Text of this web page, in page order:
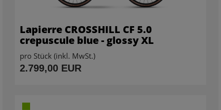
Lapierre CROSSHILL CF 5.0
crepuscule blue - glossy XL
pro Stück (inkl. MwSt.)
2.799,00 EUR